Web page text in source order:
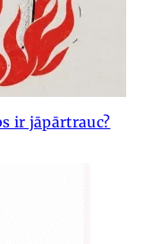
ir jāpārtrauc?